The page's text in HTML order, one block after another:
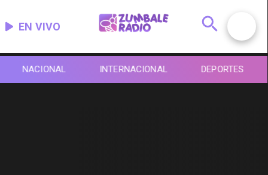
EN VIVO
NACIONAL INTERNACIONAL DEPORTES